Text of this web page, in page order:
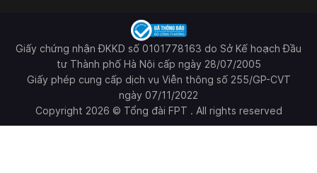
Giấy chứng nhận ĐKKD số 0101778163 do Sở Kế hoạch Đầu
tư Thành phố Hà Nội cấp ngày 28/07/2005
Giấy phép cung cấp dịch vụ Viễn thông số 255/GP-CVT
ngày 07/11/2022
Copyright 2026 © Tổng đài FPT . All rights reserved